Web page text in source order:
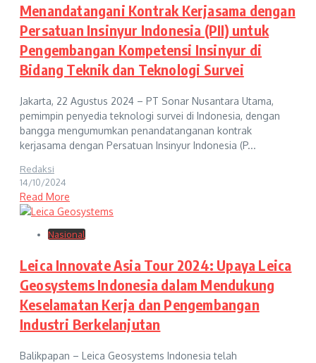
Menandatangani Kontrak Kerjasama dengan
Persatuan Insinyur Indonesia (PII) untuk
Pengembangan Kompetensi Insinyur di
Bidang Teknik dan Teknologi Survei
Jakarta, 22 Agustus 2024 – PT Sonar Nusantara Utama,
pemimpin penyedia teknologi survei di Indonesia, dengan
bangga mengumumkan penandatanganan kontrak
kerjasama dengan Persatuan Insinyur Indonesia (P...
Redaksi
14/10/2024
Read More
Nasional
Leica Innovate Asia Tour 2024: Upaya Leica
Geosystems Indonesia dalam Mendukung
Keselamatan Kerja dan Pengembangan
Industri Berkelanjutan
Balikpapan – Leica Geosystems Indonesia telah